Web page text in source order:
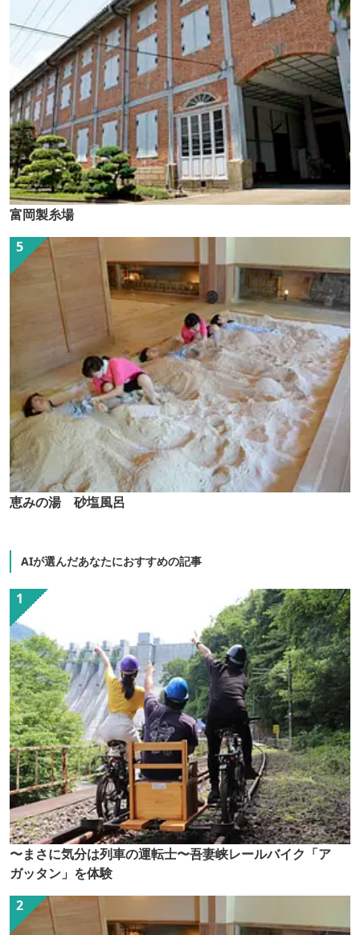
富岡製糸場
恵みの湯 砂塩風呂
AIが選んだあなたにおすすめの記事
〜まさに気分は列車の運転士〜吾妻峡レールバイク「ア
ガッタン」を体験